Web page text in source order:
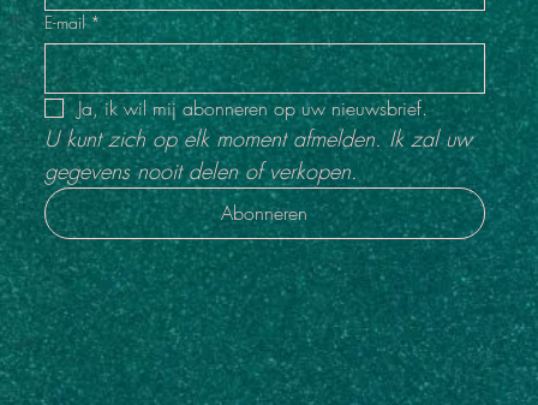
E-mail *
Ja, ik wil mij abonneren op uw nieuwsbrief.
U kunt zich op elk moment afmelden. Ik zal uw
gegevens nooit delen of verkopen.
Abonneren